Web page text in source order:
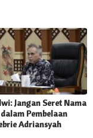
Jangan Seret Nama
Pembelaan
Adriansyah